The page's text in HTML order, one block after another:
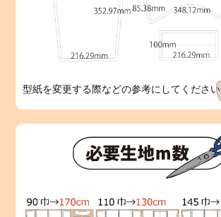
型紙を変更する際などの参考にしてください